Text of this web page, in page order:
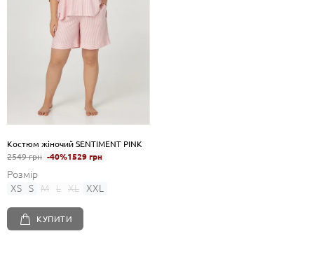
Костюм жіночий SENTIMENT PINK
2549 грн -40%1529 грн
Розмір
XS
S M L XL XXL
КУПИТИ